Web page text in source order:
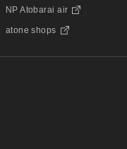
NP Atobarai air
atone shops